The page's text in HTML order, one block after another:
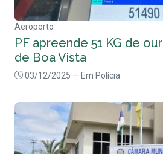
Aeroporto
PF apreende 51 KG de
de Boa Vista
03/12/2025 — Em Polícia